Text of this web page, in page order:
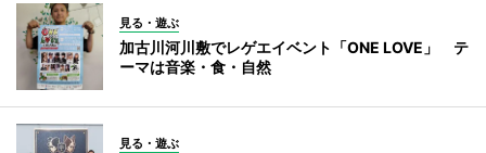
見る・遊ぶ
加古川河川敷でレゲエイベント「ONE LOVE」 テ
ーマは音楽・食・自然
見る・遊ぶ